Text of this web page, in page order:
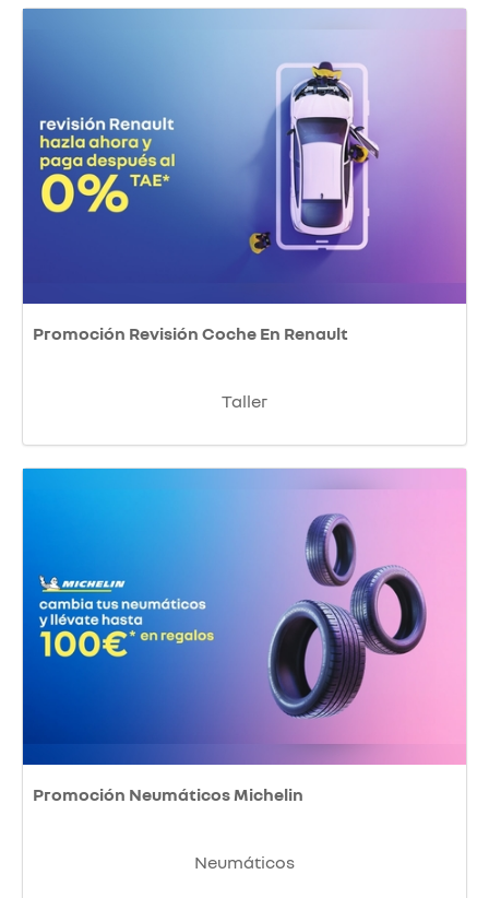
Promoción Revisión Coche En Renault
Taller
Promoción Neumáticos Michelin
Neumáticos